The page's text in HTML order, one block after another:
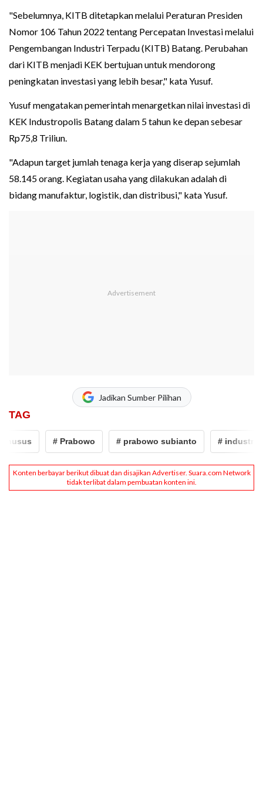
"Sebelumnya, KITB ditetapkan melalui Peraturan Presiden
Nomor 106 Tahun 2022 tentang Percepatan Investasi melalui
Pengembangan Industri Terpadu (KITB) Batang. Perubahan
dari KITB menjadi KEK bertujuan untuk mendorong
peningkatan investasi yang lebih besar," kata Yusuf.
Yusuf mengatakan pemerintah menargetkan nilai investasi di
KEK Industropolis Batang dalam 5 tahun ke depan sebesar
Rp75,8 Triliun.
"Adapun target jumlah tenaga kerja yang diserap sejumlah
58.145 orang. Kegiatan usaha yang dilakukan adalah di
bidang manufaktur, logistik, dan distribusi," kata Yusuf.
Jadikan Sumber Pilihan
TAG
# Prabowo # prabowo subianto #